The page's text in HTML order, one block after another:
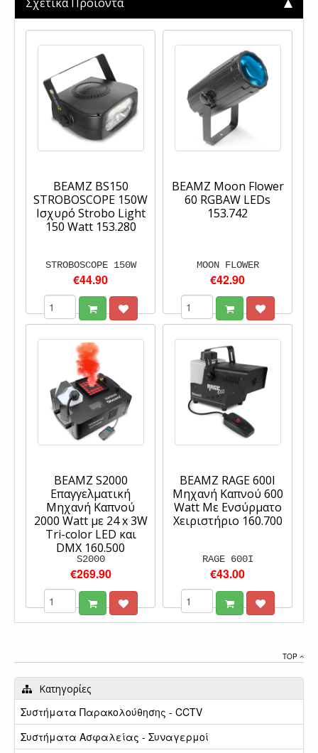
BEAMZ BS150
STROBOSCOPE 150W
Ισχυρό Strobo Light
150 Watt 153.280
STROBOSCOPE 150W
€44.90
BEAMZ Moon Flower
60 RGBAW LEDs
153.742
MOON FLOWER
€42.90
BEAMZ S2000
Επαγγελματική
Μηχανή Καπνού
2000 Watt με 24 x 3W
Tri-color LED και
DMX 160.500
S2000
€269.90
BEAMZ RAGE 600I
Μηχανή Καπνού 600
Watt Με Ενσύρματο
Χειριστήριο 160.700
RAGE 600I
€43.00
TOP
Κατηγορίες
Συστήματα Παρακολούθησης - CCTV
Συστήματα Ασφαλείας - Συναγερμοί